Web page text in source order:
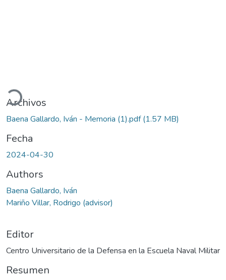
Archivos
Baena Gallardo, Iván - Memoria (1).pdf(1.57 MB)
Fecha
2024-04-30
Authors
Baena Gallardo, Iván
Mariño Villar, Rodrigo (advisor)
Editor
Centro Universitario de la Defensa en la Escuela Naval Militar
Resumen